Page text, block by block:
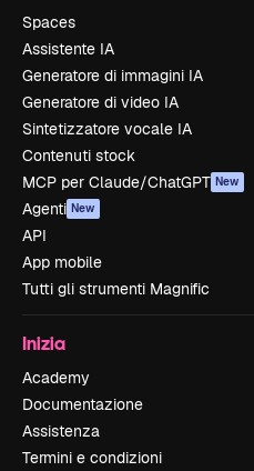
Spaces
Assistente IA
Generatore di immagini IA
Generatore di video IA
Sintetizzatore vocale IA
Contenuti stock
MCP per Claude/ChatGPT New
Agenti New
API
App mobile
Tutti gli strumenti Magnific
Inizia
Academy
Documentazione
Assistenza
Termini e condizioni